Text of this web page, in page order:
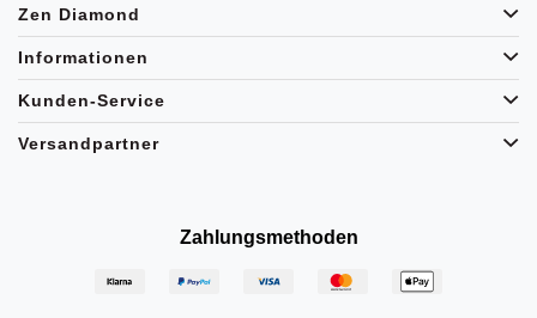
Zen Diamond
Informationen
Kunden-Service
Versandpartner
Zahlungsmethoden